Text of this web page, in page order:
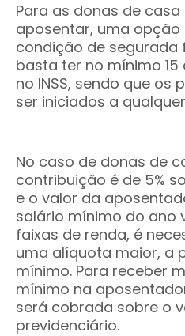
Para as donas de
aposentar, uma opção
condição de segurada
basta ter no mínimo
no INSS, sendo que
ser iniciados a
No caso de donas de
contribuição é de 5%
e o valor da
salário mínimo do ano
faixas de renda, é
uma alíquota maior, a
mínimo. Para receber
mínimo na
será cobrada sobre o
previdenciário.